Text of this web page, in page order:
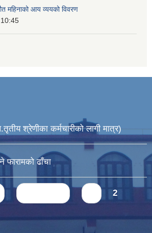
महिनाको आय व्ययको विवरण
श्रेणीका कर्मचारीको लागी मात्र)
फारामको ढाँचा
2